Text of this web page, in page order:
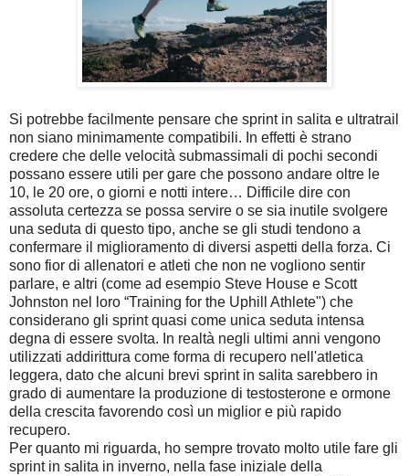
Si potrebbe facilmente pensare che sprint in salita e ultratrail
non siano minimamente compatibili. In effetti è strano
credere che delle velocità submassimali di pochi secondi
possano essere utili per gare che possono andare oltre le
10, le 20 ore, o giorni e notti intere… Difficile dire con
assoluta certezza se possa servire o se sia inutile svolgere
una seduta di questo tipo, anche se gli studi tendono a
confermare il miglioramento di diversi aspetti della forza. Ci
sono fior di allenatori e atleti che non ne vogliono sentir
parlare, e altri (come ad esempio Steve House e Scott
Johnston nel loro “Training for the Uphill Athlete") che
considerano gli sprint quasi come unica seduta intensa
degna di essere svolta. In realtà negli ultimi anni vengono
utilizzati addirittura come forma di recupero nell'atletica
leggera, dato che alcuni brevi sprint in salita sarebbero in
grado di aumentare la produzione di testosterone e ormone
della crescita favorendo così un miglior e più rapido
recupero.
Per quanto mi riguarda, ho sempre trovato molto utile fare gli
sprint in salita in inverno, nella fase iniziale della